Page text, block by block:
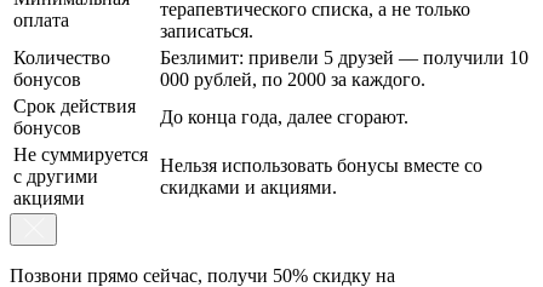
оплата
терапевтического списка, а не только
записаться.
Количество
бонусов
Безлимит: привели 5 друзей — получили 10
000 рублей, по 2000 за каждого.
Срок действия
бонусов
До конца года, далее сгорают.
Не суммируется
с другими
акциями
Нельзя использовать бонусы вместе со
скидками и акциями.
Позвони прямо сейчас, получи 50% скидку на